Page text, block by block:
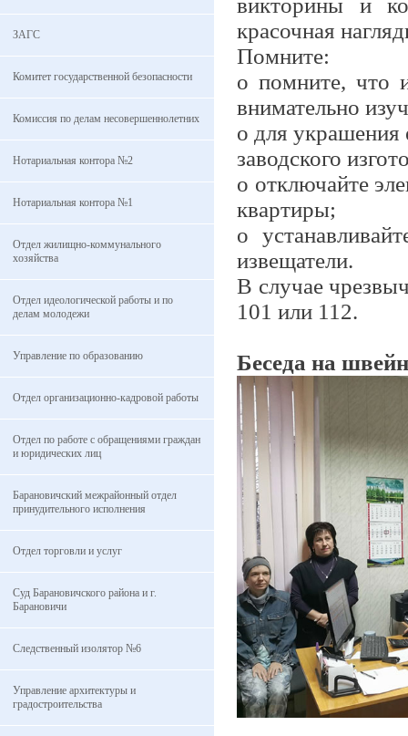
ЗАГС
Комитет государственной безопасности
Комиссия по делам несовершеннолетних
Нотариальная контора №2
Нотариальная контора №1
Отдел жилищно-коммунального
хозяйства
Отдел идеологической работы и по
делам молодежи
Управление по образованию
Отдел организационно-кадровой работы
Отдел по работе с обращениями граждан
и юридических лиц
Барановичский межрайонный отдел
принудительного исполнения
Отдел торговли и услуг
Суд Барановичского района и г.
Барановичи
Следственный изолятор №6
Управление архитектуры и
градостроительства
викторины и
красочная
Помните:
o помните, что
внимательно
o для украшения
заводского
o отключайте
квартиры;
o
извещатели.
В случае
101 или 112.
Беседа на